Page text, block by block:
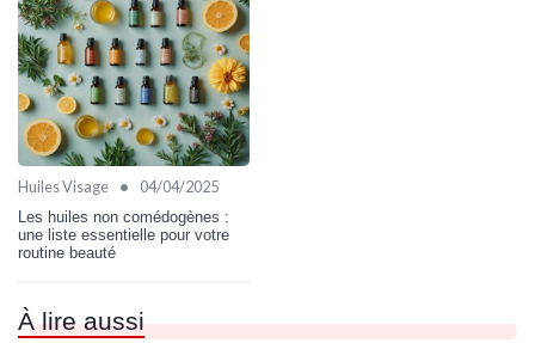
Huiles Visage • 04/04/2025
Les huiles non comédogènes :
une liste essentielle pour votre
routine beauté
À lire aussi